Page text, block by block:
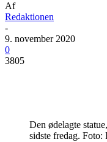
Af
Redaktionen
-
9. november 2020
0
3805
Den ødelagte
sidste fredag.